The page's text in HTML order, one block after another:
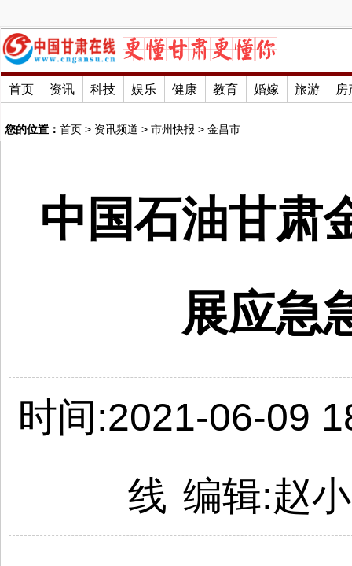
首页 资讯 科技 娱乐 健康 教育 婚嫁 旅游 房
您的位置： 首页 > 资讯频道 > 市州快报 > 金昌市
中国石油甘肃
展应急
时间:2021-06-09
线 编辑:赵